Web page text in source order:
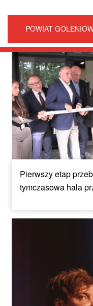
POWIAT
Pierwszy etap
tymczasowa hala